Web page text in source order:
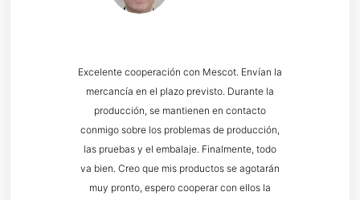
Excelente cooperación con Mescot. Envían la
mercancía en el plazo previsto. Durante la
producción, se mantienen en contacto
conmigo sobre los problemas de producción,
las pruebas y el embalaje. Finalmente, todo
va bien. Creo que mis productos se agotarán
muy pronto, espero cooperar con ellos la